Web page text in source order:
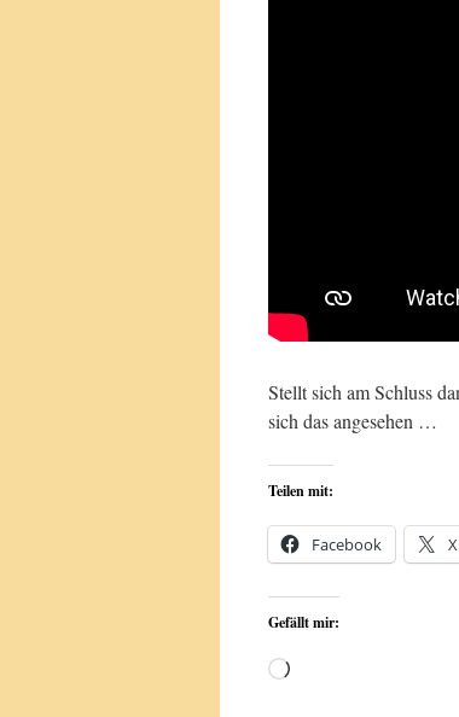
Stellt sich am Schluss
sich das angesehen …
Teilen mit:
Facebook X
Gefällt mir:
Wird